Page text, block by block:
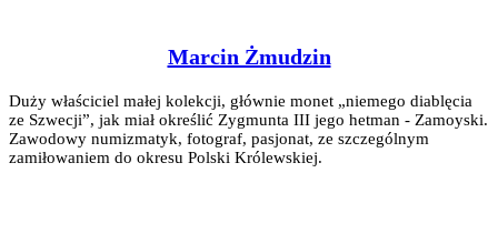
Marcin Żmudzin
Duży właściciel małej kolekcji, głównie monet „niemego diablęcia
ze Szwecji”, jak miał określić Zygmunta III jego hetman - Zamoyski.
Zawodowy numizmatyk, fotograf, pasjonat, ze szczególnym
zamiłowaniem do okresu Polski Królewskiej.